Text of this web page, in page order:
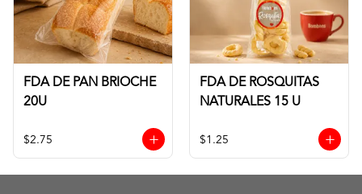
FDA DE PAN BRIOCHE
20U
$2.75
FDA DE ROSQUITAS
NATURALES 15 U
$1.25